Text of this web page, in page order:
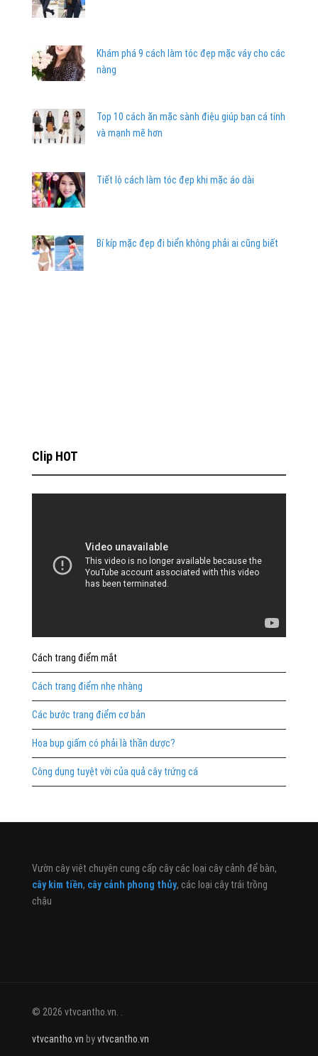
Khám phá 9 cách làm tóc đẹp mặc váy cho các
nàng
Top 10 cách ăn mặc sành điệu giúp bạn cá tính
và mạnh mẽ hơn
Tiết lộ cách làm tóc đẹp khi mặc áo dài
Bí kíp mặc đẹp đi biển không phải ai cũng biết
Clip HOT
Cách trang điểm mắt
Cách trang điểm nhẹ nhàng
Các bước trang điểm cơ bản
Hoa bụp giấm có phải là thần dược?
Công dụng tuyệt vời của quả cây trứng cá
Vườn cây việt chuyên cung cấp cây các loại cây cảnh để bàn,
cây kim tiền, cây cảnh phong thủy, các loại cây trái trồng
chậu
© 2026 vtvcantho.vn. .
vtvcantho.vn byvtvcantho.vn